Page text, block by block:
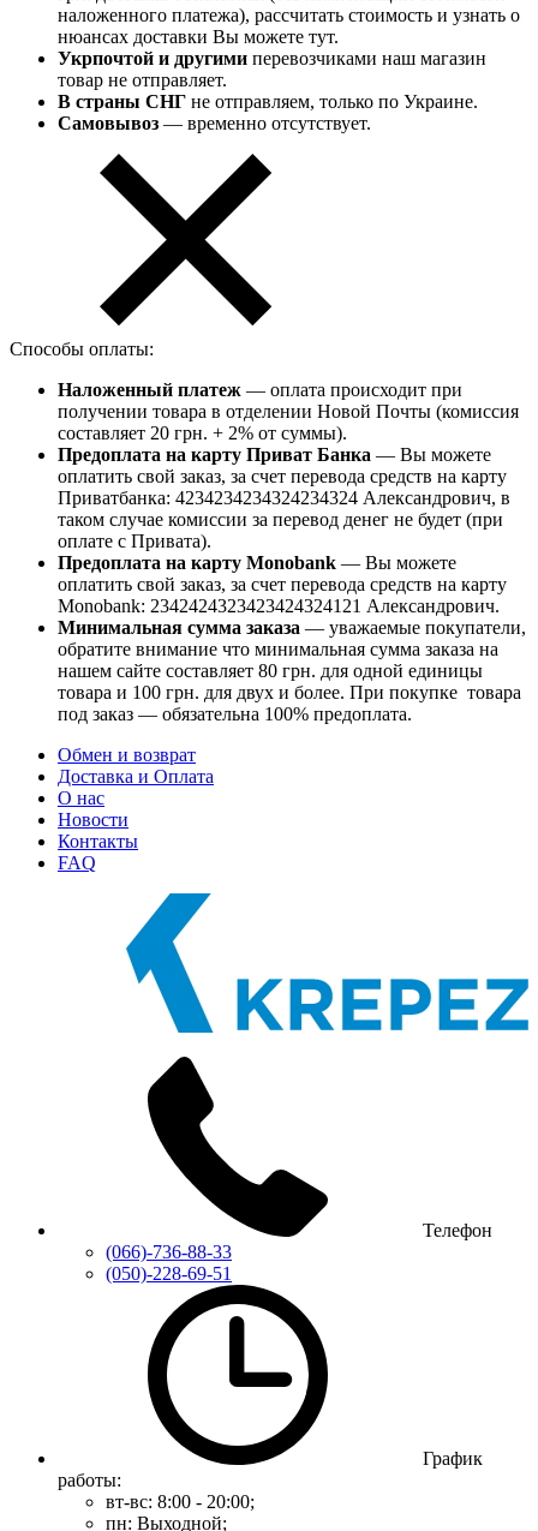
наложенного платежа), рассчитать стоимость и узнать о
нюансах доставки Вы можете тут.
Укрпочтой и другими перевозчиками наш магазин
товар не отправляет.
В страны СНГ не отправляем, только по Украине.
Самовывоз — временно отсутствует.
Способы оплаты:
Наложенный платеж — оплата происходит при
получении товара в отделении Новой Почты (комиссия
составляет 20 грн. + 2% от суммы).
Предоплата на карту Приват Банка — Вы можете
оплатить свой заказ, за счет перевода средств на карту
Приватбанка: 4234234234324234324 Александрович, в
таком случае комиссии за перевод денег не будет (при
оплате с Привата).
Предоплата на карту Monobank — Вы можете
оплатить свой заказ, за счет перевода средств на карту
Monobank: 2342424323423424324121 Александрович.
Минимальная сумма заказа — уважаемые покупатели,
обратите внимание что минимальная сумма заказа на
нашем сайте составляет 80 грн. для одной единицы
товара и 100 грн. для двух и более. При покупке товара
под заказ — обязательна 100% предоплата.
Обмен и возврат
Доставка и Оплата
О нас
Новости
Контакты
FAQ
Телефон
(066)-736-88-33
(050)-228-69-51
График
работы:
вт-вс: 8:00 - 20:00;
пн: Выходной;